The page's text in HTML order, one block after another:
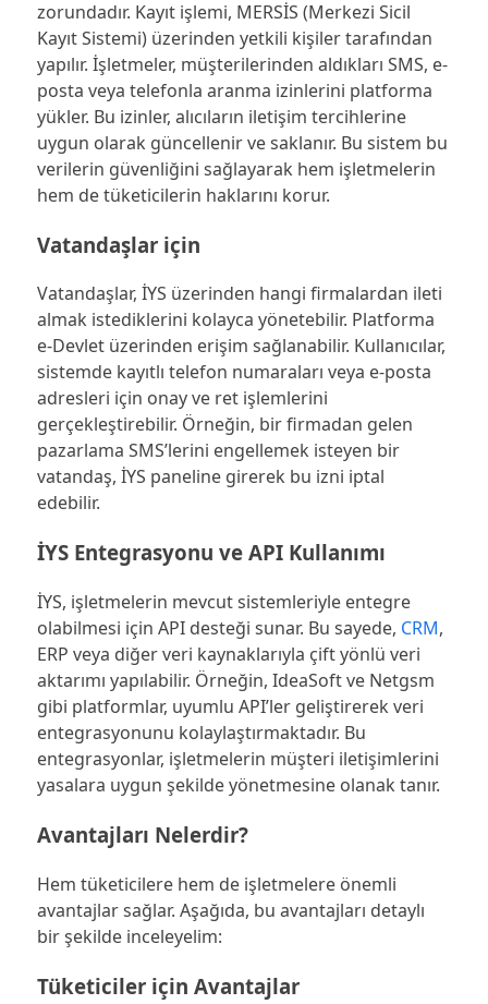
zorundadır. Kayıt işlemi, MERSİS (Merkezi Sicil
Kayıt Sistemi) üzerinden yetkili kişiler tarafından
yapılır. İşletmeler, müşterilerinden aldıkları SMS, e-
posta veya telefonla aranma izinlerini platforma
yükler. Bu izinler, alıcıların iletişim tercihlerine
uygun olarak güncellenir ve saklanır. Bu sistem bu
verilerin güvenliğini sağlayarak hem işletmelerin
hem de tüketicilerin haklarını korur.
Vatandaşlar için
Vatandaşlar, İYS üzerinden hangi firmalardan ileti
almak istediklerini kolayca yönetebilir. Platforma
e-Devlet üzerinden erişim sağlanabilir. Kullanıcılar,
sistemde kayıtlı telefon numaraları veya e-posta
adresleri için onay ve ret işlemlerini
gerçekleştirebilir. Örneğin, bir firmadan gelen
pazarlama SMS’lerini engellemek isteyen bir
vatandaş, İYS paneline girerek bu izni iptal
edebilir.
İYS Entegrasyonu ve API Kullanımı
İYS, işletmelerin mevcut sistemleriyle entegre
olabilmesi için API desteği sunar. Bu sayede, CRM,
ERP veya diğer veri kaynaklarıyla çift yönlü veri
aktarımı yapılabilir. Örneğin, IdeaSoft ve Netgsm
gibi platformlar, uyumlu API’ler geliştirerek veri
entegrasyonunu kolaylaştırmaktadır. Bu
entegrasyonlar, işletmelerin müşteri iletişimlerini
yasalara uygun şekilde yönetmesine olanak tanır.
Avantajları Nelerdir?
Hem tüketicilere hem de işletmelere önemli
avantajlar sağlar. Aşağıda, bu avantajları detaylı
bir şekilde inceleyelim:
Tüketiciler için Avantajlar